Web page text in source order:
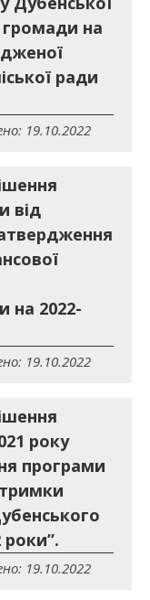
громади на
ради
19.10.2022
від
на 2022-
19.10.2022
року
програми
роки”.
19.10.2022